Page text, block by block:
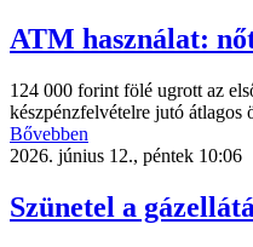
ATM használat:
124 000 forint fölé ugrott az
készpénzfelvételre jutó átlagos
Bővebben
2026. június 12., péntek 10:06
Szünetel a